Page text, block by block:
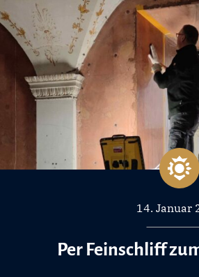
14. Januar
Per Feinschliff